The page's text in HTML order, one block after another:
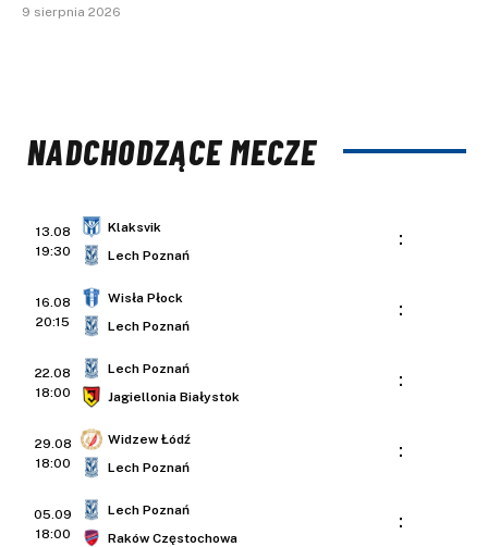
9 sierpnia 2026
NADCHODZĄCE MECZE
13.08
19:30
Klaksvik
Lech Poznań
:
16.08
20:15
Wisła Płock
Lech Poznań
:
22.08
18:00
Lech Poznań
Jagiellonia Białystok
:
29.08
18:00
Widzew Łódź
Lech Poznań
:
05.09
18:00
Lech Poznań
Raków Częstochowa
: